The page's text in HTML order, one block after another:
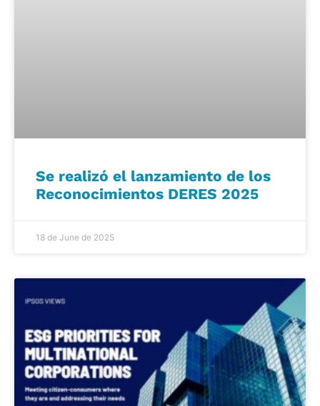
Se realizó el lanzamiento de los
Reconocimientos DERES 2025
18 de June de 2025